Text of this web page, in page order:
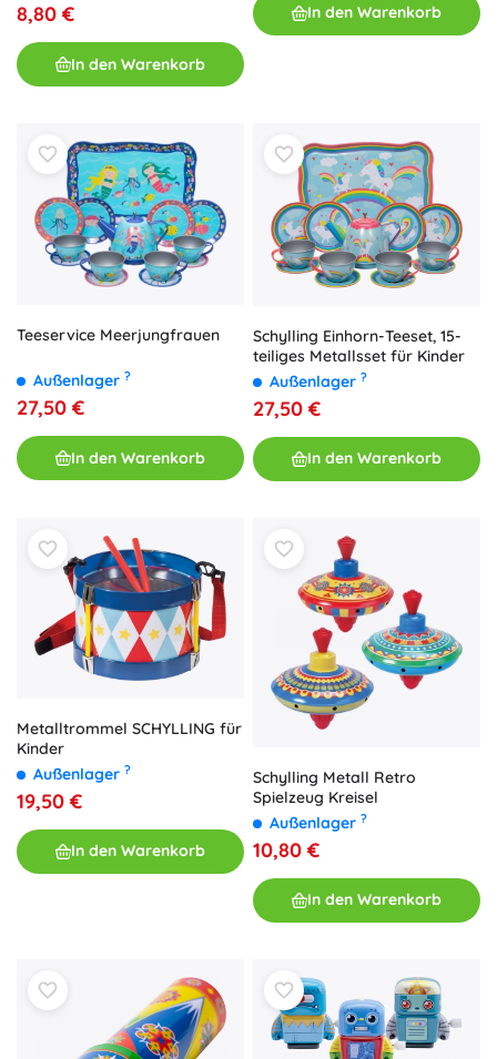
8,80 €
In den Warenkorb
In den Warenkorb
Teeservice Meerjungfrauen
Außenlager ?
27,50 €
In den Warenkorb
Schylling Einhorn-Teeset, 15-
teiliges Metallsset für Kinder
Außenlager ?
27,50 €
In den Warenkorb
Metalltrommel SCHYLLING für
Kinder
Außenlager ?
19,50 €
In den Warenkorb
Schylling Metall Retro
Spielzeug Kreisel
Außenlager ?
10,80 €
In den Warenkorb